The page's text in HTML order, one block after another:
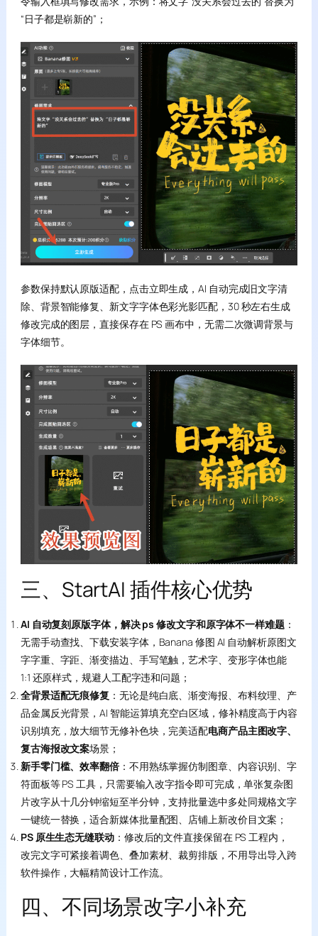
“日子都是崭新的”；
参数保持默认原版适配，点击立即生成，AI 自动完成旧文字清
除、背景智能修复、新文字字体色彩光影匹配，30 秒左右生成
修改完成的图层，直接保存在 PS 画布中，无需二次微调背景与
字体细节。
三、StartAI 插件核心优势
AI 自动复刻原版字体，解决 ps 修改文字和原字体不一样难题：
无需手动查找、下载安装字体，Banana 修图 AI 自动解析原图文
字字重、字距、渐变描边、手写笔触，艺术字、变形字体也能
1:1 还原样式，规避人工配字违和问题；
全背景适配无痕修复 ：无论是纯白底、渐变海报、布料纹理、产
品金属反光背景，AI 智能运算填充空白区域，修补精度高于内容
识别填充，放大细节无修补色块，完美适配电商产品主图改字、
复古海报改文案场景；
新手零门槛、效率翻倍：不用熟练掌握仿制图章、内容识别、字
符面板等 PS 工具，只需要输入改字指令即可完成，单张复杂图
片改字从十几分钟缩短至半分钟，支持批量选中多处同规格文字
一键统一替换，适合新媒体批量配图、店铺上新改价目文案；
PS 原生生态无缝联动：修改后的文件直接保留在 PS 工程内，
改完文字可紧接着调色、叠加素材、裁剪排版，不用导出导入跨
软件操作，大幅精简设计工作流。
四、不同场景改字小补充